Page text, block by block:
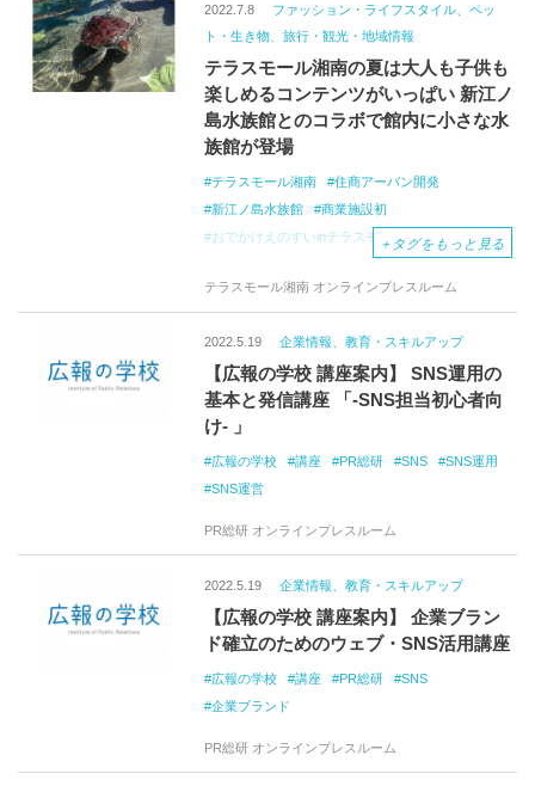
2022.7.8
ファッション・ライフスタイル、ペッ
ト・生き物、旅行・観光・地域情報
テラスモール湘南の夏は大人も子供も
楽しめるコンテンツがいっぱい 新江ノ
島水族館とのコラボで館内に小さな水
族館が登場
テラスモール湘南
住商アーバン開発
新江ノ島水族館
商業施設初
おでかけえのすいinテラスモール湘南
ショッピングセンター
湘南ハッピーアーカイブ
テラスアート
2022
ウミガメ
ウミガメの出張
小さな水族館
SNS写真投稿企画
期間限定
ポップアップショップ
＋ タグをもっと見る
テラスモール湘南 オンラインプレスルーム
2022.5.19 企業情報、教育・スキルアップ
【広報の学校 講座案内】 SNS運用の
基本と発信講座 「-SNS担当初心者向
け- 」
広報の学校 講座 PR総研 SNS
SNS運用
SNS運営
PR総研 オンラインプレスルーム
2022.5.19 企業情報、教育・スキルアップ
【広報の学校 講座案内】 企業ブラン
ド確立のためのウェブ・SNS活用講座
広報の学校 講座 PR総研
SNS
企業ブランド
PR総研 オンラインプレスルーム